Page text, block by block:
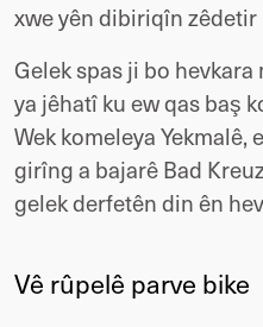
xwe yên dibiriqîn
Gelek spas ji bo
ya jêhatî ku ew qas baş
Wek komeleya Yekmalê,
girîng a bajarê Bad
gelek derfetên din ên
Vê rûpelê parve bike